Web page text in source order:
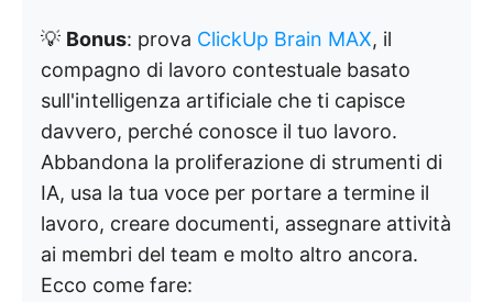
💡 Bonus: prova ClickUp Brain MAX, il
compagno di lavoro contestuale basato
sull'intelligenza artificiale che ti capisce
davvero, perché conosce il tuo lavoro.
Abbandona la proliferazione di strumenti di
IA, usa la tua voce per portare a termine il
lavoro, creare documenti, assegnare attività
ai membri del team e molto altro ancora.
Ecco come fare: